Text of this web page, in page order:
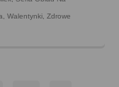
Walentynki Zdrowe